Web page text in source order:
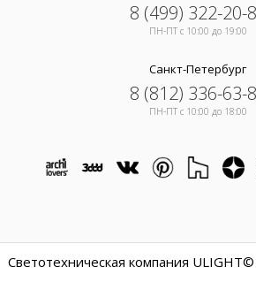
8 (499) 322-20-
ПН-ПТ c 10:00 до 19:00
Санкт-Петербург
8 (812) 336-63-
ПН-ПТ c 10:00 до 18:00
Светотехническая компания